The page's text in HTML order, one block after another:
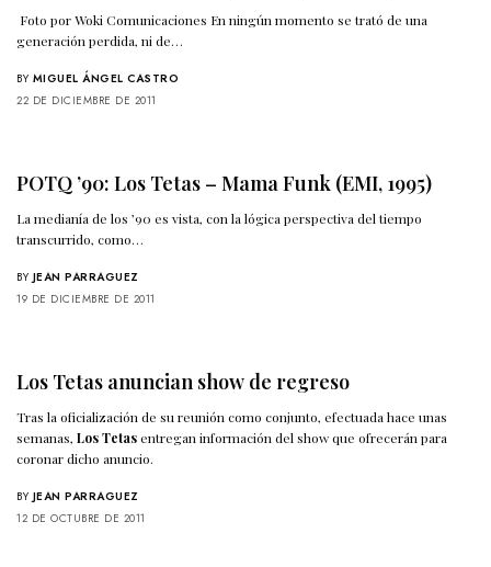
Foto por Woki Comunicaciones En ningún momento se trató de una
generación perdida, ni de…
BY MIGUEL ÁNGEL CASTRO
22 DE DICIEMBRE DE 2011
POTQ ’90: Los Tetas – Mama Funk (EMI, 1995)
La medianía de los ’90 es vista, con la lógica perspectiva del tiempo
transcurrido, como…
BY JEAN PARRAGUEZ
19 DE DICIEMBRE DE 2011
Los Tetas anuncian show de regreso
Tras la oficialización de su reunión como conjunto, efectuada hace unas
semanas,Los Tetasentregan información del show que ofrecerán para
coronar dicho anuncio.
BY JEAN PARRAGUEZ
12 DE OCTUBRE DE 2011